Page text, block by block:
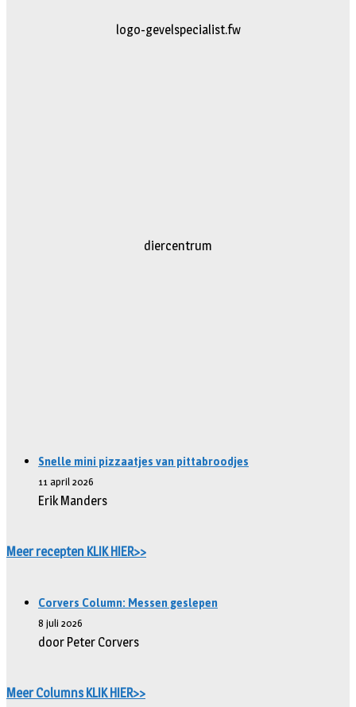
logo-gevelspecialist.fw
diercentrum
Snelle mini pizzaatjes van pittabroodjes
11 april 2026
Erik Manders
Meer recepten KLIK HIER>>
Corvers Column: Messen geslepen
8 juli 2026
door Peter Corvers
Meer Columns KLIK HIER>>